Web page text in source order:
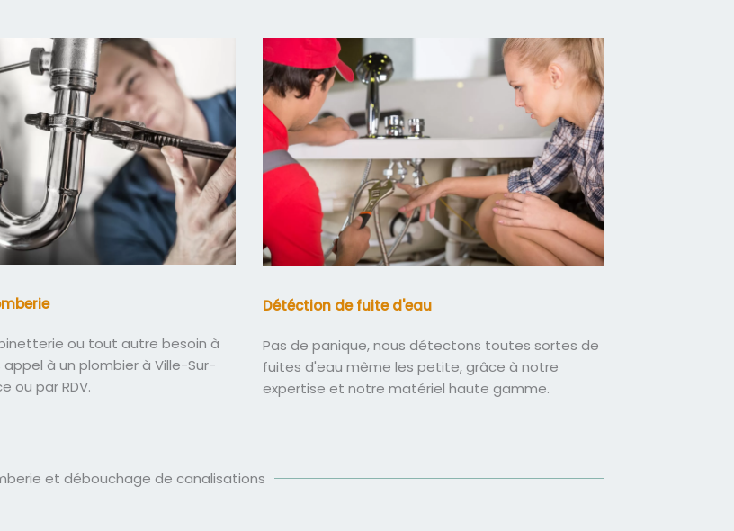
ou tout autre besoin à
appel à un plombier à Ville-Sur-
ou par RDV.
Détéction de fuite d'eau
Pas de panique, nous détectons toutes sortes de
fuites d'eau même les petite, grâce à notre
expertise et notre matériel haute gamme.
et débouchage de canalisations